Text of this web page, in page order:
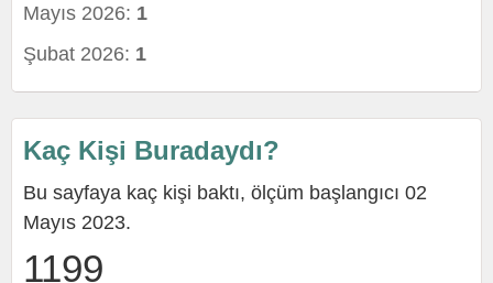
Mayıs 2026: 1
Şubat 2026: 1
Kaç Kişi Buradaydı?
Bu sayfaya kaç kişi baktı, ölçüm başlangıcı 02
Mayıs 2023.
1199